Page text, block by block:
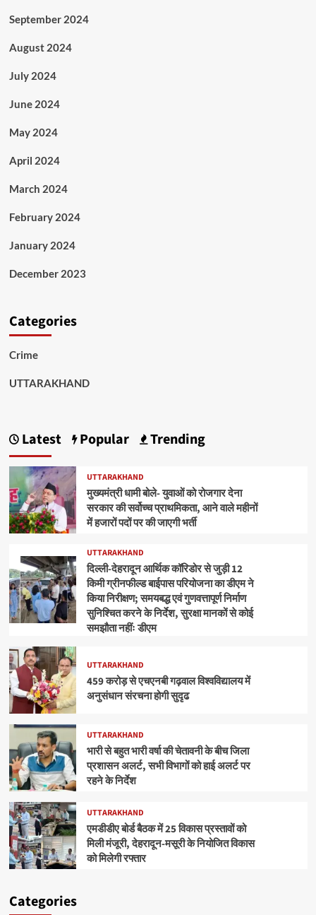
September 2024
August 2024
July 2024
June 2024
May 2024
April 2024
March 2024
February 2024
January 2024
December 2023
Categories
Crime
UTTARAKHAND
Latest Popular Trending
UTTARAKHAND
मुख्यमंत्री धामी बोले- युवाओं को रोजगार देना
सरकार की सर्वोच्च प्राथमिकता, आने वाले महीनों
में हजारों पदों पर की जाएगी भर्ती
UTTARAKHAND
दिल्ली-देहरादून आर्थिक कॉरिडोर से जुड़ी 12
किमी ग्रीनफील्ड बाईपास परियोजना का डीएम ने
किया निरीक्षण; समयबद्ध एवं गुणवत्तापूर्ण निर्माण
सुनिश्चित करने के निर्देश, सुरक्षा मानकों से कोई
समझौता नहींः डीएम
UTTARAKHAND
459 करोड़ से एचएनबी गढ़वाल विश्वविद्यालय में
अनुसंधान संरचना होगी सुदृढ
UTTARAKHAND
भारी से बहुत भारी वर्षा की चेतावनी के बीच जिला
प्रशासन अलर्ट, सभी विभागों को हाई अलर्ट पर
रहने के निर्देश
UTTARAKHAND
एमडीडीए बोर्ड बैठक में 25 विकास प्रस्तावों को
मिली मंजूरी, देहरादून-मसूरी के नियोजित विकास
को मिलेगी रफ्तार
Categories